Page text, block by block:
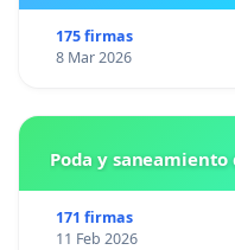
175 firmas
8 Mar 2026
Poda y
171 firmas
11 Feb 2026